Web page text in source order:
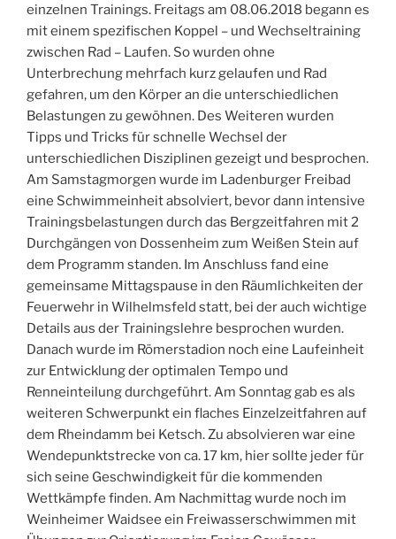
einzelnen Trainings. Freitags am 08.06.2018 begann es
mit einem spezifischen Koppel – und Wechseltraining
zwischen Rad – Laufen. So wurden ohne
Unterbrechung mehrfach kurz gelaufen und Rad
gefahren, um den Körper an die unterschiedlichen
Belastungen zu gewöhnen. Des Weiteren wurden
Tipps und Tricks für schnelle Wechsel der
unterschiedlichen Disziplinen gezeigt und besprochen.
Am Samstagmorgen wurde im Ladenburger Freibad
eine Schwimmeinheit absolviert, bevor dann intensive
Trainingsbelastungen durch das Bergzeitfahren mit 2
Durchgängen von Dossenheim zum Weißen Stein auf
dem Programm standen. Im Anschluss fand eine
gemeinsame Mittagspause in den Räumlichkeiten der
Feuerwehr in Wilhelmsfeld statt, bei der auch wichtige
Details aus der Trainingslehre besprochen wurden.
Danach wurde im Römerstadion noch eine Laufeinheit
zur Entwicklung der optimalen Tempo und
Renneinteilung durchgeführt. Am Sonntag gab es als
weiteren Schwerpunkt ein flaches Einzelzeitfahren auf
dem Rheindamm bei Ketsch. Zu absolvieren war eine
Wendepunktstrecke von ca. 17 km, hier sollte jeder für
sich seine Geschwindigkeit für die kommenden
Wettkämpfe finden. Am Nachmittag wurde noch im
Weinheimer Waidsee ein Freiwasserschwimmen mit